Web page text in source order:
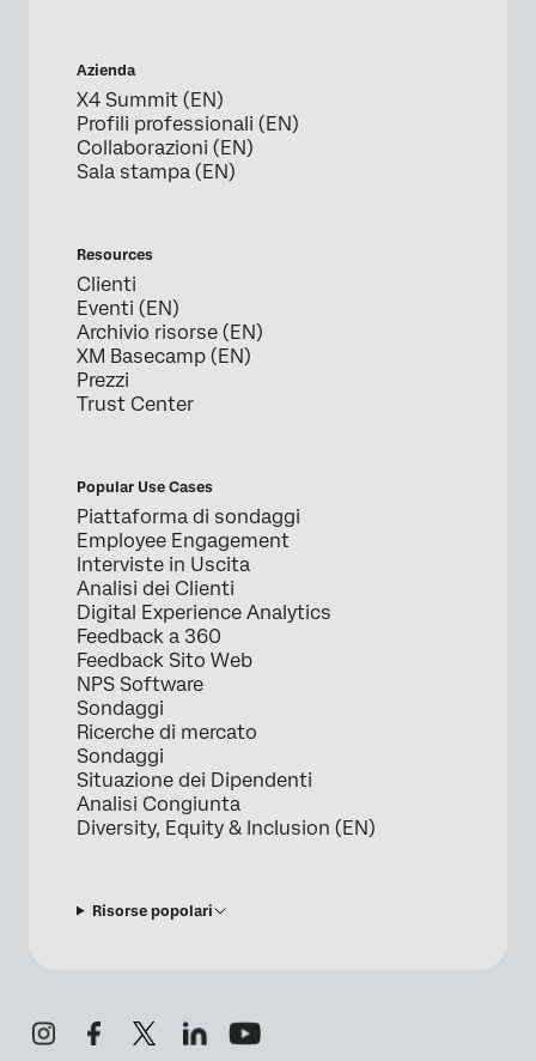
Azienda
X4 Summit (EN)
Profili professionali (EN)
Collaborazioni (EN)
Sala stampa (EN)
Resources
Clienti
Eventi (EN)
Archivio risorse (EN)
XM Basecamp (EN)
Prezzi
Trust Center
Popular Use Cases
Piattaforma di sondaggi
Employee Engagement
Interviste in Uscita
Analisi dei Clienti
Digital Experience Analytics
Feedback a 360
Feedback Sito Web
NPS Software
Sondaggi
Ricerche di mercato
Sondaggi
Situazione dei Dipendenti
Analisi Congiunta
Diversity, Equity & Inclusion (EN)
Risorse popolari